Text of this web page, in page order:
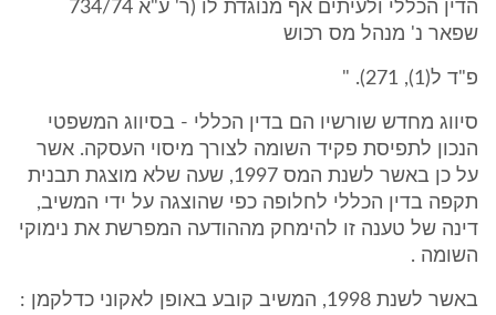
הדין הכללי ולעיתים אף מנוגדת לו (ר' ע"א 734/74
שפאר נ' מנהל מס רכוש
פ"ד ל(1), 271). "
סיווג מחדש שורשיו הם בדין הכללי - בסיווג המשפטי
הנכון לתפיסת פקיד השומה לצורך מיסוי העסקה. אשר
על כן באשר לשנת המס 1997, שעה שלא מוצגת תבנית
תקפה בדין הכללי לחלופה כפי שהוצגה על ידי המשיב,
דינה של טענה זו להימחק מההודעה המפרשת את נימוקי
השומה .
באשר לשנת 1998, המשיב קובע באופן לאקוני כדלקמן :